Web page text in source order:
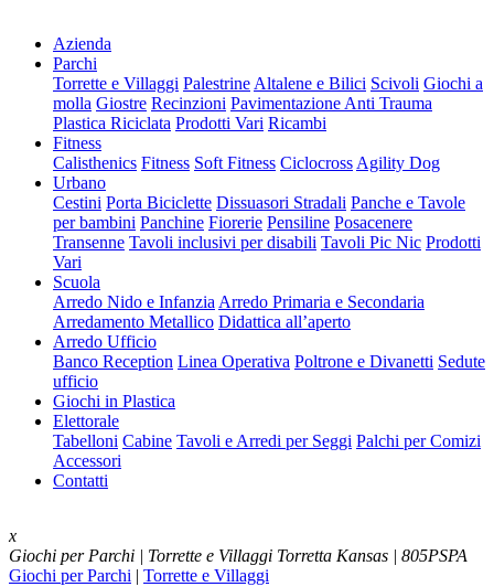
Azienda
Parchi
Torrette e Villaggi Palestrine Altalene e Bilici Scivoli Giochi a
molla Giostre Recinzioni Pavimentazione Anti Trauma
Plastica Riciclata Prodotti Vari Ricambi
Fitness
Calisthenics Fitness Soft Fitness Ciclocross Agility Dog
Urbano
Cestini Porta Biciclette Dissuasori Stradali Panche e Tavole
per bambini Panchine Fiorerie Pensiline Posacenere
Transenne Tavoli inclusivi per disabili Tavoli Pic Nic Prodotti
Vari
Scuola
Arredo Nido e Infanzia Arredo Primaria e Secondaria
Arredamento Metallico Didattica all’aperto
Arredo Ufficio
Banco Reception Linea Operativa Poltrone e Divanetti Sedute
ufficio
Giochi in Plastica
Elettorale
Tabelloni Cabine Tavoli e Arredi per Seggi Palchi per Comizi
Accessori
Contatti
x
Giochi per Parchi | Torrette e Villaggi Torretta Kansas | 805PSPA
Giochi per Parchi | Torrette e Villaggi